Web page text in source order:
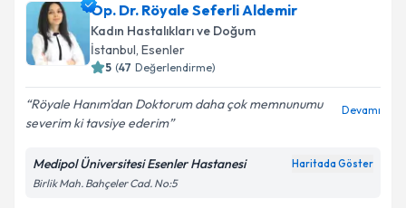
Op. Dr. Röyale Seferli Aldemir
Kadın Hastalıkları ve Doğum
İstanbul, Esenler
5 (47 Değerlendirme)
Röyale Hanım'dan Doktorum daha çok memnunumu
severim ki tavsiye ederim
Devamı
Medipol Üniversitesi Esenler Hastanesi Haritada Göster
Birlik Mah. Bahçeler Cad. No:5